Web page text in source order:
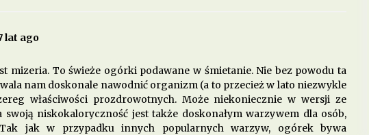
zdrowie
Dieta przy zapaleniu pęcherza – co
jeść, aby złagodzić objawy?
8 miesięcy ago
lat ago
mizeria. To świeże ogórki podawane w śmietanie. Nie bez powodu ta
nam doskonale nawodnić organizm (a to przecież w lato niezwykle
właściwości prozdrowotnych. Może niekoniecznie w wersji ze
niskokaloryczność jest także doskonałym warzywem dla osób,
jak w przypadku innych popularnych warzyw, ogórek bywa